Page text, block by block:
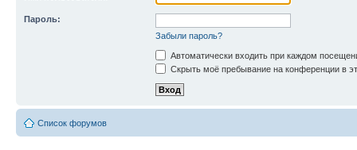
Пароль:
Забыли пароль?
Автоматически входить при каждом
Скрыть моё пребывание на конференции в
Список форумов